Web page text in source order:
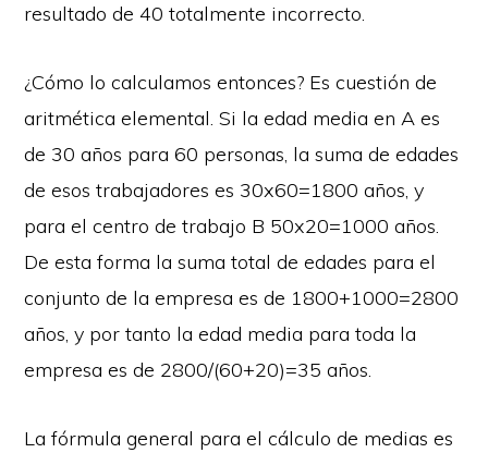
resultado de 40 totalmente incorrecto.
¿Cómo lo calculamos entonces? Es cuestión de
aritmética elemental. Si la edad media en A es
de 30 años para 60 personas, la suma de edades
de esos trabajadores es 30x60=1800 años, y
para el centro de trabajo B 50x20=1000 años.
De esta forma la suma total de edades para el
conjunto de la empresa es de 1800+1000=2800
años, y por tanto la edad media para toda la
empresa es de 2800/(60+20)=35 años.
La fórmula general para el cálculo de medias es